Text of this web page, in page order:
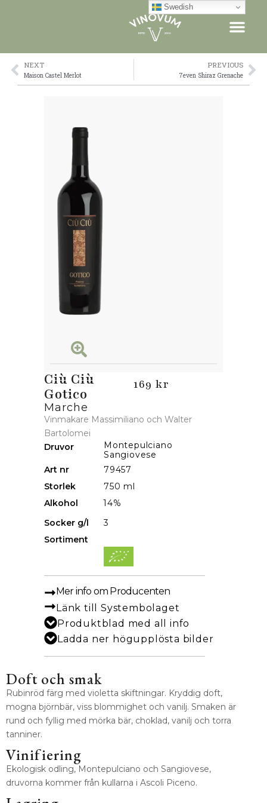
Prev
NEXT
Maison Castel Merlot
PREVIOUS
7even Shiraz Grenache
Ciù Ciù
Gotico
169 kr
Marche
Vinmakare Massimiliano och Walter
Bartolomei
Druvor
Montepulciano
Sangiovese
Art nr
79457
Storlek
750 ml
Alkohol
14%
Socker g/l
3
Sortiment
Mer info om Producenten
Länk till Systembolaget
Produktblad med all info
Ladda ner högupplösta bilder
Doft och smak
Rubinröd färg med violetta skiftningar. Kryddig doft,
mogna björnbär, viss blommighet och vanilj. Smaken är
rund och fyllig med mörka bär, choklad, vanilj och torra
tanniner.
Vinifiering
Ekologisk odling, Montepulciano och Sangiovese,
druvorna kommer från kullarna i Ascoli Piceno.
Swedish